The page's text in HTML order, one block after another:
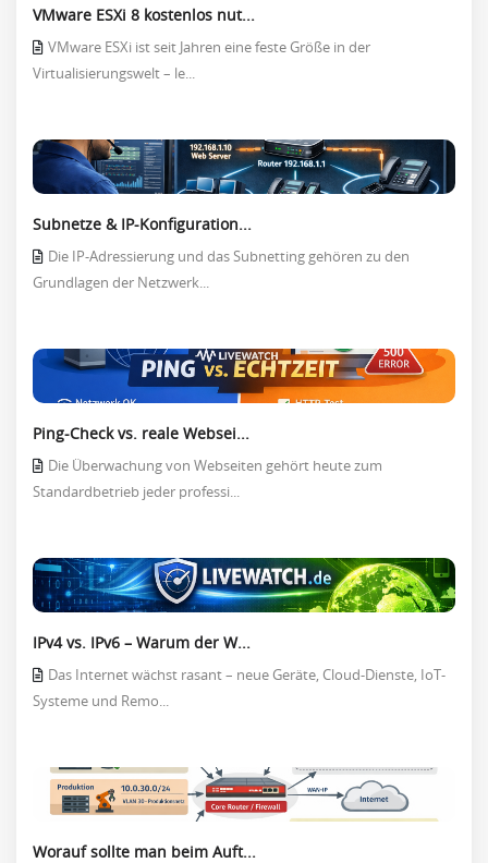
VMware ESXi 8 kostenlos nut...
VMware ESXi ist seit Jahren eine feste Größe in der
Virtualisierungswelt – le...
Subnetze & IP-Konfiguration...
Die IP-Adressierung und das Subnetting gehören zu den
Grundlagen der Netzwerk...
Ping-Check vs. reale Websei...
Die Überwachung von Webseiten gehört heute zum
Standardbetrieb jeder professi...
IPv4 vs. IPv6 – Warum der W...
Das Internet wächst rasant – neue Geräte, Cloud-Dienste, IoT-
Systeme und Remo...
Worauf sollte man beim Auft...